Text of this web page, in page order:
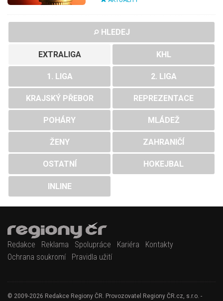
HLEDEJ
EXTRALIGA KHL
1. LIGA 2. LIGA
KRAJSKÝ PŘEBOR REPREZENTACE
POHÁRY MLÁDEŽ
ŽENY ZAHRANIČÍ
OSTATNÍ HOKEJBAL
INLINE
Redakce Reklama Spolupráce Kariéra
Kontakty
Ochrana soukromí
Pravidla užití
© 2009-2026 Redakce Regiony ČR. Provozovatel Regiony ČR.cz, s.r.o. -